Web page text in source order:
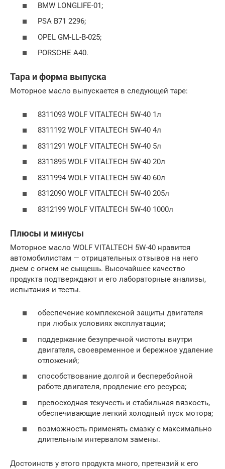
BMW LONGLIFE-01;
PSA B71 2296;
OPEL GM-LL-B-025;
PORSCHE A40.
Тара и форма выпуска
Моторное масло выпускается в следующей таре:
8311093 WOLF VITALTECH 5W-40 1л
8311192 WOLF VITALTECH 5W-40 4л
8311291 WOLF VITALTECH 5W-40 5л
8311895 WOLF VITALTECH 5W-40 20л
8311994 WOLF VITALTECH 5W-40 60л
8312090 WOLF VITALTECH 5W-40 205л
8312199 WOLF VITALTECH 5W-40 1000л
Плюсы и минусы
Моторное масло WOLF VITALTECH 5W-40 нравится
автомобилистам — отрицательных отзывов на него
днем с огнем не сыщешь. Высочайшее качество
продукта подтверждают и его лабораторные анализы,
испытания и тесты.
обеспечение комплексной защиты двигателя
при любых условиях эксплуатации;
поддержание безупречной чистоты внутри
двигателя, своевременное и бережное удаление
отложений;
способствование долгой и бесперебойной
работе двигателя, продление его ресурса;
превосходная текучесть и стабильная вязкость,
обеспечивающие легкий холодный пуск мотора;
возможность применять смазку с максимально
длительным интервалом замены.
Достоинств у этого продукта много, претензий к его